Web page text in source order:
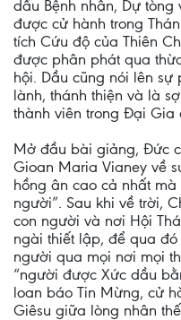
dầu Bệnh nhân, Dự tòng
được cử hành trong
tích Cứu độ của Thiên
được phân phát qua
hội. Dầu cũng nói lên sự
lành, thánh thiện và là
thành viên trong Đại Gia
Mở đầu bài giảng, Đức
Gioan Maria Vianey về
hồng ân cao cả nhất
người”. Sau khi về trời,
con người và nơi Hội
ngài thiết lập, để qua
người qua mọi nơi mọi
“người được Xức dầu
loan báo Tin Mừng, cử
Giêsu giữa lòng nhân